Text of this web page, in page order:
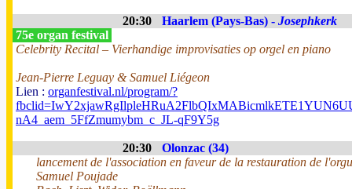
20:30 Haarlem (Pays-Bas) - Josephkerk
75e organ festival
Celebrity Recital – Vierhandige improvisaties op orgel en piano
Jean-Pierre Leguay & Samuel Liégeon
Lien : organfestival.nl/program/?
nA4_aem_5FfZmumybm_c_JL-qF9Y5g
20:30
Olonzac (34)
lancement de l'association en faveur de la restauration de
Samuel Poujade